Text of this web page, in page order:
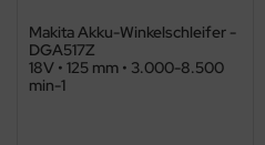
Makita Akku-Winkelschleifer -
DGA517Z
18V • 125 mm • 3.000-8.500
min-1